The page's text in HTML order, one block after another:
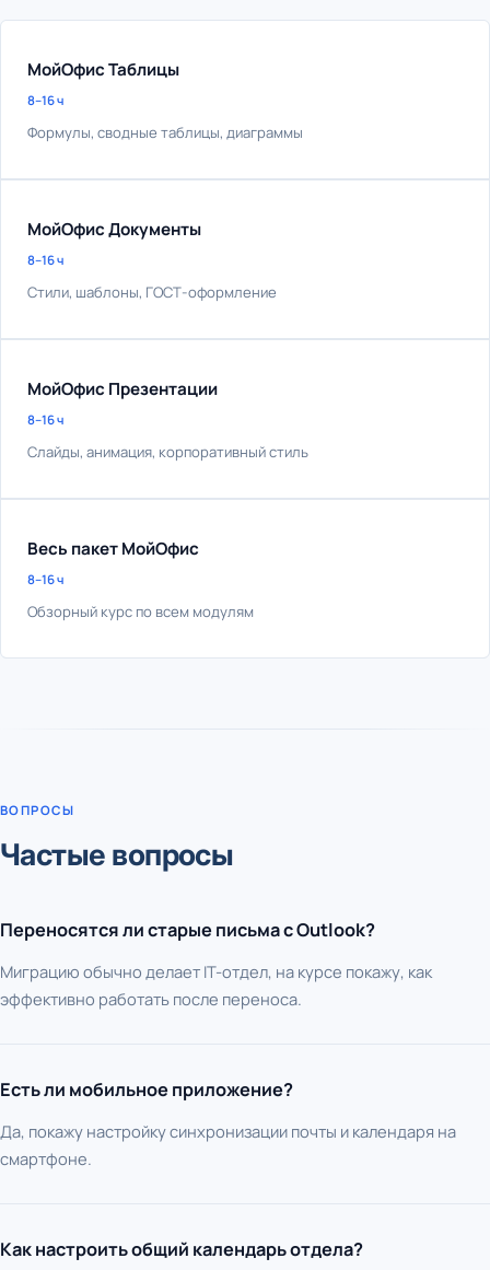
МойОфис Таблицы
8–16 ч
Формулы, сводные таблицы, диаграммы
МойОфис Документы
8–16 ч
Стили, шаблоны, ГОСТ-оформление
МойОфис Презентации
8–16 ч
Слайды, анимация, корпоративный стиль
Весь пакет МойОфис
8–16 ч
Обзорный курс по всем модулям
ВОПРОСЫ
Частые вопросы
Переносятся ли старые письма с Outlook?
Миграцию обычно делает IT-отдел, на курсе покажу, как
эффективно работать после переноса.
Есть ли мобильное приложение?
Да, покажу настройку синхронизации почты и календаря на
смартфоне.
Как настроить общий календарь отдела?